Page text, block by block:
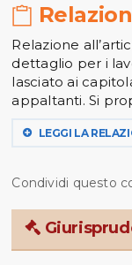
Relazione
dettaglio per i
lasciato ai
appaltanti. Si
LEGGI LA
Condividi questo